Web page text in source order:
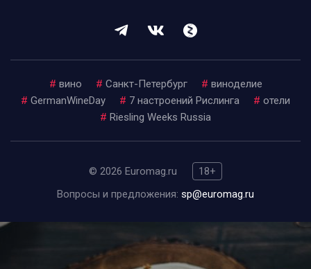
# вино # Санкт-Петербург # виноделие
# GermanWineDay # 7 настроений Рислинга # отели
# Riesling Weeks Russia
© 2026 Euromag.ru
18+
Вопросы и предложения: sp@euromag.ru